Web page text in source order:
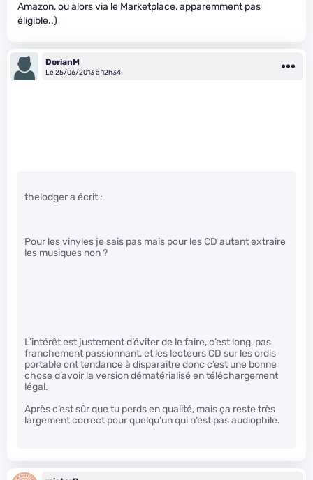
Amazon, ou alors via le Marketplace, apparemment pas
éligible..)
DorianM
Le 25/06/2013 à 12h34
thelodger a écrit :
Pour les vinyles je sais pas mais pour les CD autant extraire
les musiques non ?
L’intérêt est justement d’éviter de le faire, c’est long, pas
franchement passionnant, et les lecteurs CD sur les ordis
portable ont tendance à disparaître donc c’est une bonne
chose d’avoir la version dématérialisé en téléchargement
légal.
Après c’est sûr que tu perds en qualité, mais ça reste très
largement correct pour quelqu’un qui n’est pas audiophile.